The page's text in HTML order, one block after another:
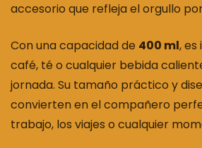
accesorio que refleja el orgullo
Con una capacidad de 400 ml,
café, té o cualquier bebida
jornada. Su tamaño práctico y
convierten en el compañero
trabajo, los viajes o cualquier